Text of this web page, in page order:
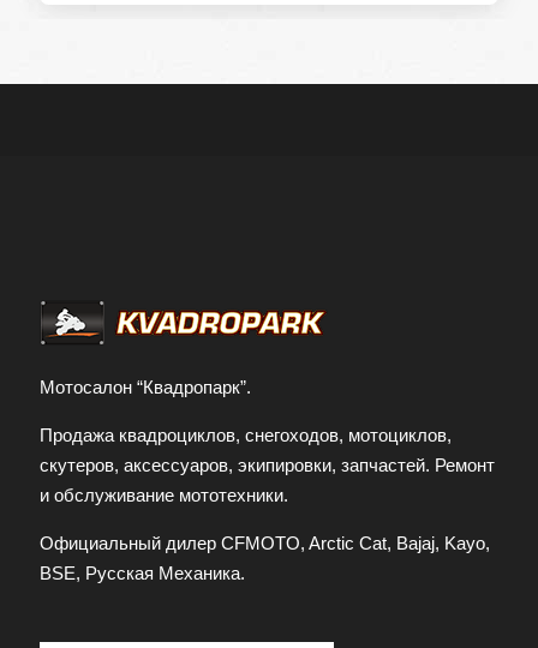
Мотосалон “Квадропарк”.
Продажа квадроциклов, снегоходов, мотоциклов,
скутеров, аксессуаров, экипировки, запчастей. Ремонт
и обслуживание мототехники.
Официальный дилер CFMOTO, Arctic Cat, Bajaj, Kayo,
BSE, Русская Механика.